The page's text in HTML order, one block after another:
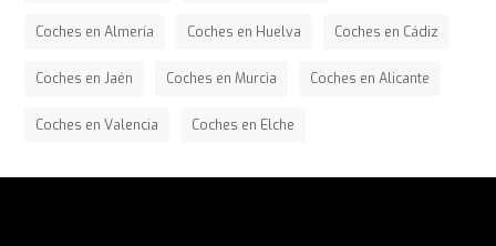
Coches en Almería Coches en Huelva Coches en Cádiz
Coches en Jaén Coches en Murcia Coches en Alicante
Coches en Valencia Coches en Elche